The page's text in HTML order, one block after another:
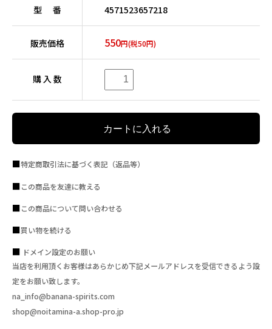
型 番 4571523657218
販売価格 550円(税50円)
購 入 数
特定商取引法に基づく表記（返品等）
この商品を友達に教える
この商品について問い合わせる
買い物を続ける
ドメイン設定のお願い
当店を利用頂くお客様はあらかじめ下記メールアドレスを受信できるよう設
定をお願い致します。
na_info@banana-spirits.com
shop@noitamina-a.shop-pro.jp